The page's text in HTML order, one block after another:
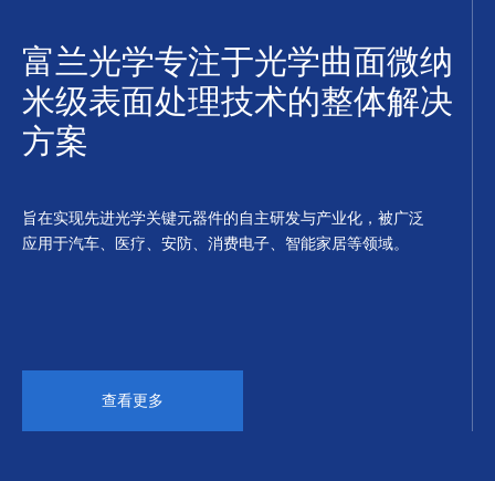
富兰光学专注于光学曲面微纳
米级表面处理技术的整体解决
方案
旨在实现先进光学关键元器件的自主研发与产业化，被广泛
应用于汽车、医疗、安防、消费电子、智能家居等领域。
查看更多